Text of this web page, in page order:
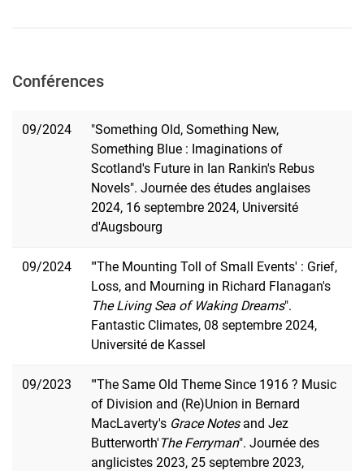
Conférences
09/2024
"Something Old, Something New,
Something Blue : Imaginations of
Scotland's Future in Ian Rankin's Rebus
Novels". Journée des études anglaises
2024, 16 septembre 2024, Université
d'Augsbourg
09/2024
"'The Mounting Toll of Small Events' : Grief,
Loss, and Mourning in Richard Flanagan's
The Living Sea of Waking Dreams".
Fantastic Climates, 08 septembre 2024,
Université de Kassel
09/2023
"'The Same Old Theme Since 1916 ? Music
of Division and (Re)Union in Bernard
MacLaverty's Grace Notesand Jez
Butterworth' The Ferryman". Journée des
anglicistes 2023, 25 septembre 2023,